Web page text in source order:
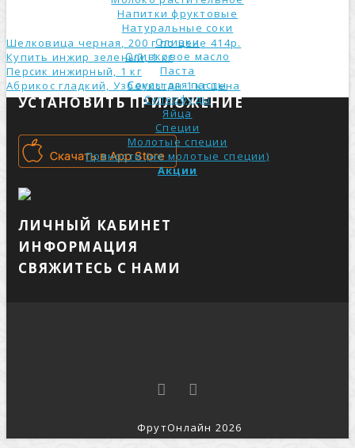
Напитки фруктовые
Натуральные соки
Оливки
Оливковое масло
Паста
Соусы для пасты
Суперфуды
Яйца
Специи
Молотые специи
Пряности (не молотые специи)
Акции
Шелковица черная, 200 г по цене 414р.
Купить инжир зеленый, 1 кг
Персик инжирный, 1 кг
Абрикос гладкий, Узбекистан 1 кг ценa
УСТАНОВИТЬ ПРИЛОЖЕНИЕ
ЛИЧНЫЙ КАБИНЕТ
ИНФОРМАЦИЯ
СВЯЖИТЕСЬ С НАМИ
ФрутОнлайн 2026